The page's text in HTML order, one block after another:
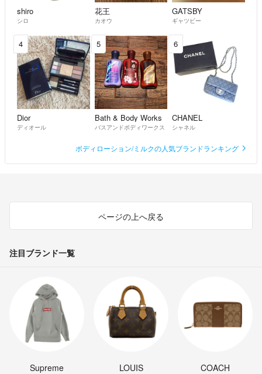
shiro
シロ
花王
カオウ
GATSBY
ギャツビー
4
Dior
ディオール
5
Bath & Body Works
バスアンドボディワークス
6
CHANEL
シャネル
ボディローション/ミルクの人気ブランドランキング
ページの上へ戻る
注目ブランド一覧
Supreme
LOUIS
COACH